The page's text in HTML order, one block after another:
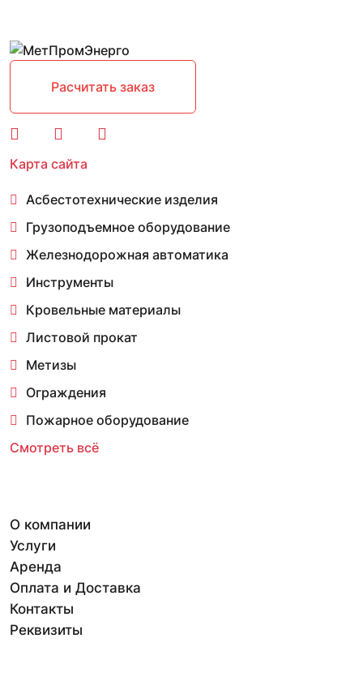
Расчитать заказ
Карта сайта
Асбестотехнические изделия
Грузоподъемное оборудование
Железнодорожная автоматика
Инструменты
Кровельные материалы
Листовой прокат
Метизы
Ограждения
Пожарное оборудование
Смотреть всё
О компании
Услуги
Аренда
Оплата и Доставка
Контакты
Реквизиты